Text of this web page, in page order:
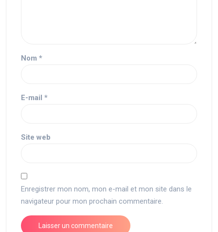
Nom *
E-mail *
Site web
Enregistrer mon nom, mon e-mail et mon site dans le
navigateur pour mon prochain commentaire.